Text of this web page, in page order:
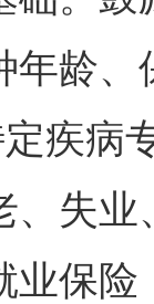
年龄
定疾
、失
业保